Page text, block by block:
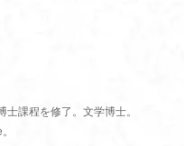
課程を修了。文学博士。